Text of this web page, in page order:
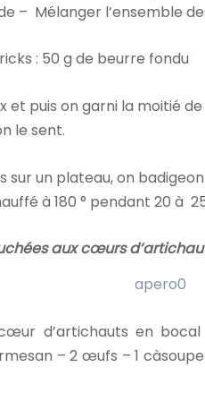
– Mélanger l’ensemble
: 50 g de beurre fondu
et puis on garni la moitié
le sent.
sur un plateau, on
à 180 ° pendant 20 à
aux cœurs
d’artichauts en
– 2 œufs – 1